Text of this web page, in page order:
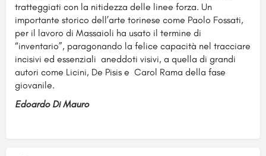
tratteggiati con la nitidezza delle linee forza. Un
importante storico dell’arte torinese come Paolo Fossati,
per il lavoro di Massaioli ha usato il termine di
“inventario”, paragonando la felice capacità nel tracciare
incisivi ed essenziali aneddoti visivi, a quella di grandi
autori come Licini, De Pisis e Carol Rama della fase
giovanile.
Edoardo Di Mauro